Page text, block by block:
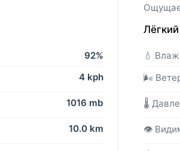
92%
4 kph
1016 mb
10.0 km
💧
🌬️
🌡️
👁️